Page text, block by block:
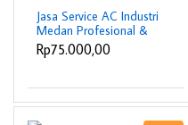
Jasa Service AC Industri
Medan Profesional &
Terpercaya
Rp75.000,00